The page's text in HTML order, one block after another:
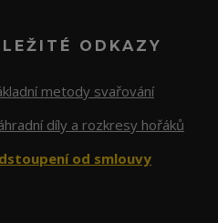
ODKAZY
metody svařování
díly a rozkresy hořáků
od smlouvy